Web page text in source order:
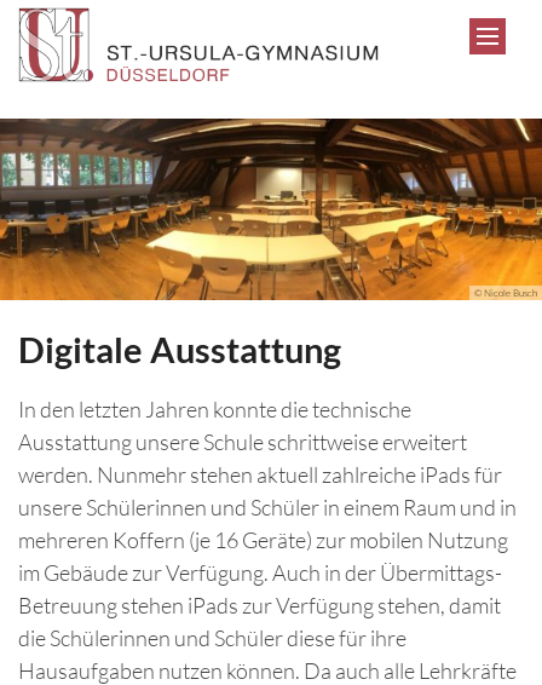
Zum Inhalt springen
© Nicole Busch
Digitale Ausstattung
In den letzten Jahren konnte die technische
Ausstattung unsere Schule schrittweise erweitert
werden. Nunmehr stehen aktuell zahlreiche iPads für
unsere Schülerinnen und Schüler in einem Raum und in
mehreren Koffern (je 16 Geräte) zur mobilen Nutzung
im Gebäude zur Verfügung. Auch in der Übermittags-
Betreuung stehen iPads zur Verfügung stehen, damit
die Schülerinnen und Schüler diese für ihre
Hausaufgaben nutzen können. Da auch alle Lehrkräfte